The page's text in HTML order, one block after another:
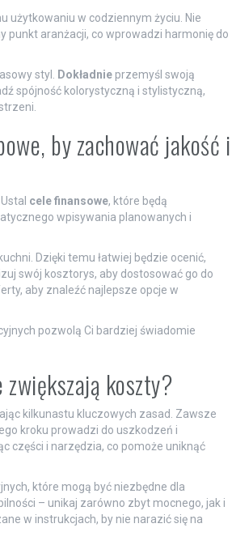
użytkowaniu w codziennym życiu. Nie
aranżacji, co wprowadzi harmonię do
styl.
Dokładnieprzemyśl swoją
spójność kolorystyczną i stylistyczną,
by zachować jakość i
cele finansowe, które będą
wpisywania planowanych i
Dzięki temu łatwiej będzie ocenić,
swój kosztorys, aby dostosować go do
aby znaleźć najlepsze opcje w
pozwolą Ci bardziej świadomie
zwiększają koszty?
kilkunastu kluczowych zasad. Zawsze
kroku prowadzi do uszkodzeń i
części i narzędzia, co pomoże uniknąć
które mogą być niezbędne dla
– unikaj zarówno zbyt mocnego, jak i
w instrukcjach, by nie narazić się na